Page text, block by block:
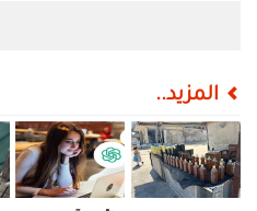
المزيد..